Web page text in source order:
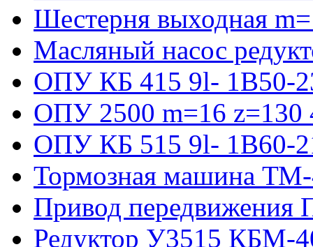
Шестерня выходная
Масляный насос
ОПУ КБ 415 9l- 1B50-
ОПУ 2500 m=16 z=130
ОПУ КБ 515 9l- 1B60-
Тормозная машина
Привод передвижения
Редуктор У3515 КБМ-